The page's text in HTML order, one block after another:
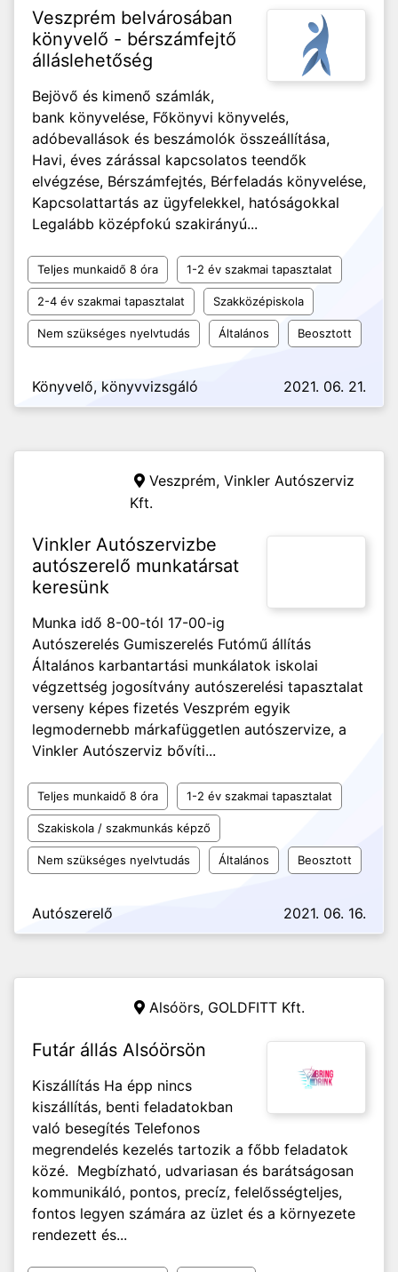
Veszprém belvárosában
könyvelő - bérszámfejtő
álláslehetőség
Bejövő és kimenő számlák,
bank könyvelése, Főkönyvi könyvelés,
adóbevallások és beszámolók összeállítása,
Havi, éves zárással kapcsolatos teendők
elvégzése, Bérszámfejtés, Bérfeladás könyvelése,
Kapcsolattartás az ügyfelekkel, hatóságokkal
Legalább középfokú szakirányú...
Teljes munkaidő 8 óra 1-2 év szakmai tapasztalat
2-4 év szakmai tapasztalat Szakközépiskola
Nem szükséges nyelvtudás Általános Beosztott
Könyvelő, könyvvizsgáló 2021. 06. 21.
Veszprém, Vinkler Autószerviz
Kft.
Vinkler Autószervizbe
autószerelő munkatársat
keresünk
Munka idő 8-00-tól 17-00-ig
Autószerelés Gumiszerelés Futómű állítás
Általános karbantartási munkálatok iskolai
végzettség jogosítvány autószerelési tapasztalat
verseny képes fizetés Veszprém egyik
legmodernebb márkafüggetlen autószervize, a
Vinkler Autószerviz bővíti...
Teljes munkaidő 8 óra 1-2 év szakmai tapasztalat
Szakiskola / szakmunkás képző
Nem szükséges nyelvtudás Általános Beosztott
Autószerelő 2021. 06. 16.
Alsóörs, GOLDFITT Kft.
Futár állás Alsóörsön
Kiszállítás Ha épp nincs
kiszállítás, benti feladatokban
való besegítés Telefonos
megrendelés kezelés tartozik a főbb feladatok
közé. Megbízható, udvariasan és barátságosan
kommunikáló, pontos, precíz, felelősségteljes,
fontos legyen számára az üzlet és a környezete
rendezett és...